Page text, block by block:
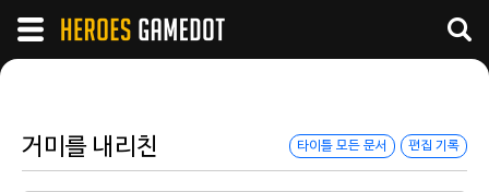
거미를 내리친 타이틀 모든 문서 편집 기록